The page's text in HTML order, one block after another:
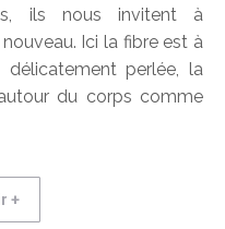
ils nous invitent à
Ici la fibre est à
délicatement perlée, la
autour du corps comme
+